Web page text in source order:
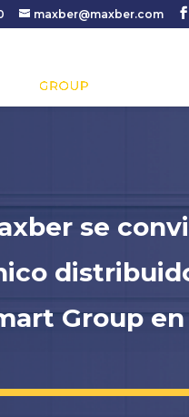
maxber@maxber.com
se
Group en